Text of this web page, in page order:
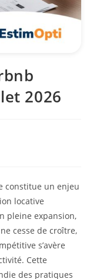
2026
constitue un enjeu
locative
pleine expansion,
cesse de croître,
s’avère
Cette
des pratiques